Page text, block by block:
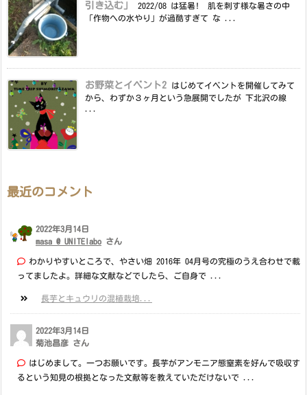
引き込む」
2022/08 は猛暑! 肌を刺す様な暑さの中
「作物への水やり」が過酷すぎて な ...
お野菜とイベント2
はじめてイベントを開催してみて
から、わずか３ヶ月という急展開でしたが 下北沢の線
最近のコメント
2022年3月14日
masa @ UNITElabo さん
わかりやすいところで、やさい畑 2016年 04月号の究極のうえ合わせで載
ってましたよ。詳細な文献などでしたら、ご自身で ...
長芋とキュウリの混植栽培...
2022年3月14日
菊池昌彦 さん
はじめまして。一つお願いです。長芋がアンモニア態窒素を好んで吸収す
るという知見の根拠となった文献等を教えていただけないで ...